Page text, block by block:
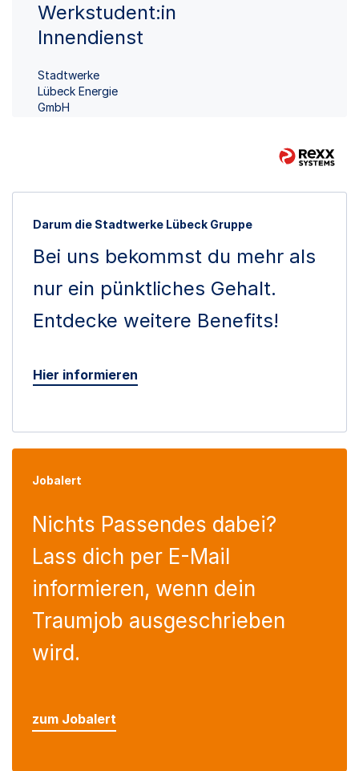
Werkstudent:in
Innendienst
Stadtwerke
Lübeck Energie
GmbH
Darum die Stadtwerke Lübeck Gruppe
Bei uns bekommst du mehr als
nur ein pünktliches Gehalt.
Entdecke weitere Benefits!
Hier informieren
Jobalert
Nichts Passendes dabei?
Lass dich per E-Mail
informieren, wenn dein
Traumjob ausgeschrieben
wird.
zum Jobalert